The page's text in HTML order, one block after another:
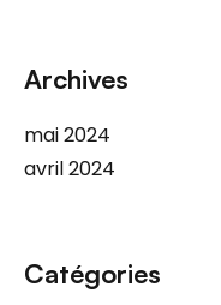
Archives
mai 2024
avril 2024
Catégories